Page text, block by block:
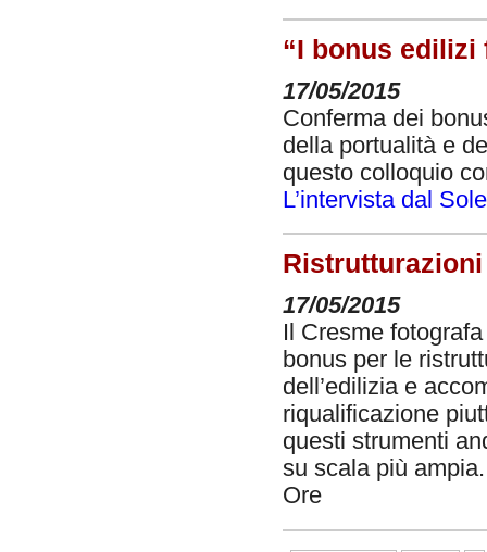
“I bonus edilizi
17/05/2015
Conferma dei
della portualità e
questo colloquio
L’intervista dal
17/05/2015
Il Cresme
bonus per le
dell’edilizia e
riqualificazione
questi strumenti
su scala più
Ore